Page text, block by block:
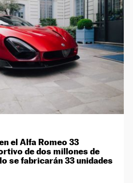
el Alfa Romeo 33
de dos millones de
se fabricarán 33 unidades